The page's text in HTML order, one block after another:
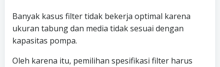
Banyak kasus filter tidak bekerja optimal karena
ukuran tabung dan media tidak sesuai dengan
kapasitas pompa.
Oleh karena itu, pemilihan spesifikasi filter harus